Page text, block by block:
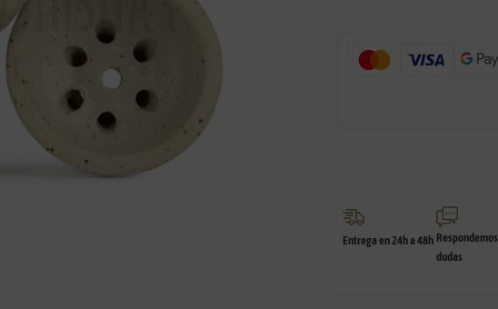
Entrega en 24h a 48h
dudas